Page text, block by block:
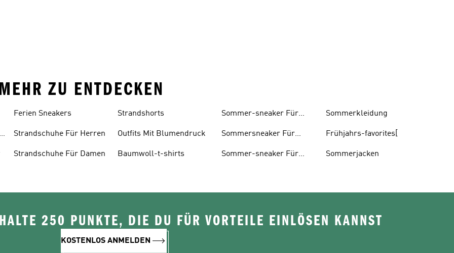
ZU ENTDECKEN
Ferien Sneakers
Strandschuhe Für Herren
Strandschuhe Für Damen
Strandshorts
Outfits Mit Blumendruck
Baumwoll-t-shirts
Sommer-sneaker Für
Sommersneaker Für
Sommer-sneaker Für
Sommerkleidung
Frühjahrs-favorites[
Sommerjacken
250 PUNKTE, DIE DU FÜR VORTEILE EINLÖSEN KANNST
KOSTENLOS ANMELDEN